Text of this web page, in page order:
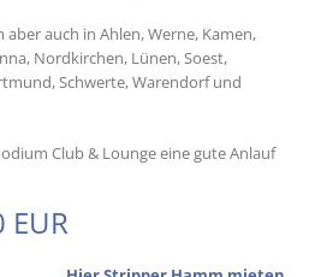
auch in Ahlen, Werne, Kamen,
Nordkirchen, Lünen, Soest,
Schwerte, Warendorf und
Club & Lounge eine gute Anlauf
EUR